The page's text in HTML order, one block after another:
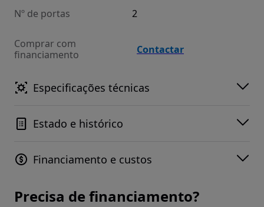
Nº de portas 2
Comprar com
financiamento
Contactar
Especificações técnicas
Estado e histórico
Financiamento e custos
Precisa de financiamento?